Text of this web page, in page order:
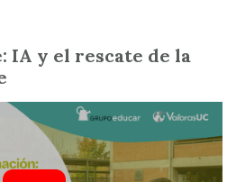
IA y el rescate de la